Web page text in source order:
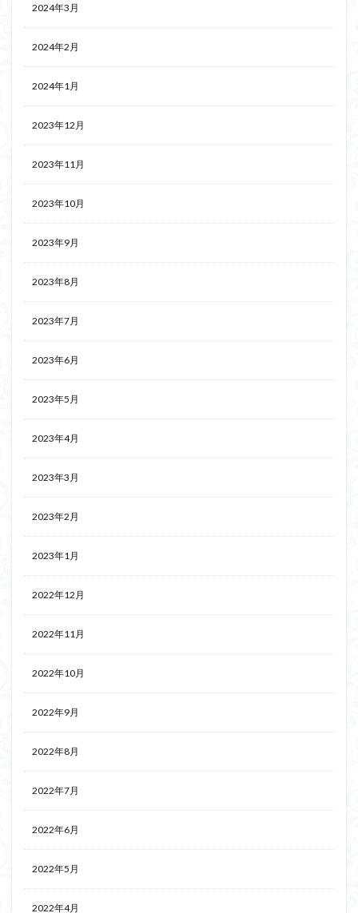
2024年3月
2024年2月
2024年1月
2023年12月
2023年11月
2023年10月
2023年9月
2023年8月
2023年7月
2023年6月
2023年5月
2023年4月
2023年3月
2023年2月
2023年1月
2022年12月
2022年11月
2022年10月
2022年9月
2022年8月
2022年7月
2022年6月
2022年5月
2022年4月